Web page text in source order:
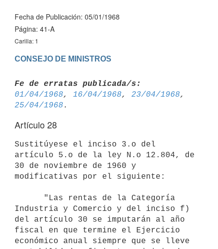
Fecha de Publicación: 05/01/1968
Página: 41-A
Carilla: 1
CONSEJO DE MINISTROS
Fe de erratas publicada/s:
01/04/1968, 16/04/1968, 23/04/1968
25/04/1968
Artículo 28
Sustitúyese el inciso 3.o del
artículo 5.o de la ley N.o 12.804, de
30 de noviembre de 1960 y
modificativas por el siguiente:
Industria y Comercio y del inciso f)
del artículo 30 se imputarán al año
fiscal en que termine el Ejercicio
económico anual siempre que se lleve